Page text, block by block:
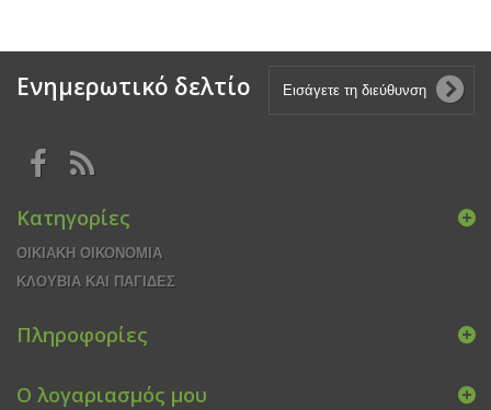
Ενημερωτικό δελτίο
Κατηγορίες
ΟΙΚΙΑΚΗ ΟΙΚΟΝΟΜΙΑ
ΚΛΟΥΒΙΑ ΚΑΙ ΠΑΓΙΔΕΣ
Πληροφορίες
Ο λογαριασμός μου